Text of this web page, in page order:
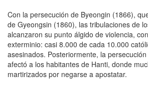
Con la persecución de Byeongin (1866),
de Gyeongsin (1860), las tribulaciones de
alcanzaron su punto álgido de violencia,
exterminio: casi 8.000 de cada 10.000
asesinados. Posteriormente, la
afectó a los habitantes de Hanti, donde
martirizados por negarse a apostatar.